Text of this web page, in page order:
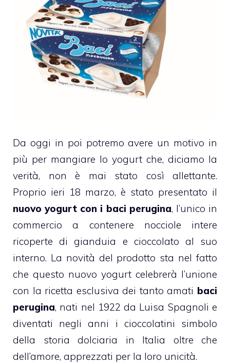
Da oggi in poi potremo avere un motivo in
più per mangiare lo yogurt che, diciamo la
verità, non è mai stato così allettante.
Proprio ieri 18 marzo, è stato presentato il
nuovo yogurt con i baci perugina, l’unico in
commercio a contenere nocciole intere
ricoperte di gianduia e cioccolato al suo
interno. La novità del prodotto sta nel fatto
che questo nuovo yogurt celebrerà l’unione
con la ricetta esclusiva dei tanto amati baci
perugina, nati nel 1922 da Luisa Spagnoli e
diventati negli anni i cioccolatini simbolo
della storia dolciaria in Italia oltre che
dell’amore, apprezzati per la loro unicità.